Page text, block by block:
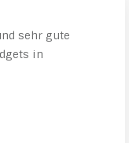
sehr gute
in